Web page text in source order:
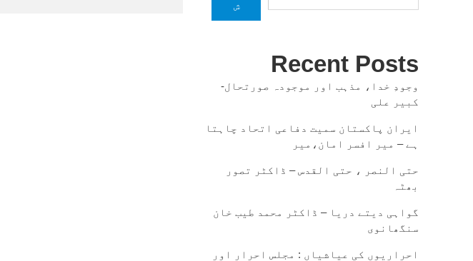
ش
Recent Posts
وجودِ خدا، مذہب اور موجودہ صورتحال-
کبیر علی
ایران پاکستان سمیت دفاعی اتحاد چاہتا
ہے – میر افسر امان،میر
حتی النصر ، حتی القدس – ڈاکٹر تصور
بھٹہ
گواہی دیتے دریا – ڈاکٹر محمد طیب خان
سنگھانوی
احراریوں کی عیاشیاں : مجلس احرار اور